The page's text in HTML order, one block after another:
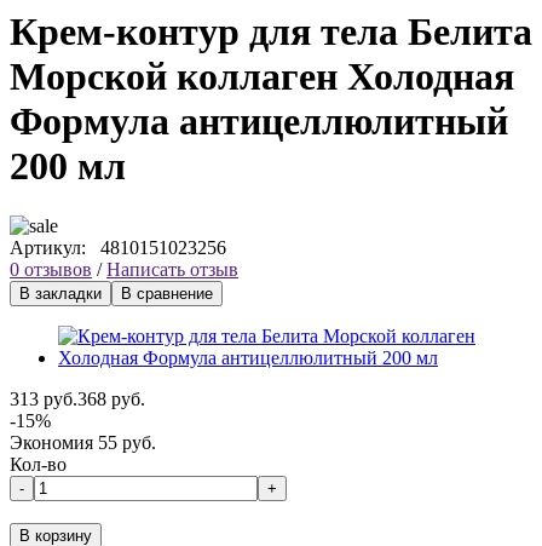
Крем-контур для тела Белита
Морской коллаген Холодная
Формула антицеллюлитный
200 мл
Артикул: 4810151023256
0 отзывов /Написать отзыв
В закладки В сравнение
313 руб.368 руб.
-15%
Экономия 55 руб.
Кол-во
- +
В корзину